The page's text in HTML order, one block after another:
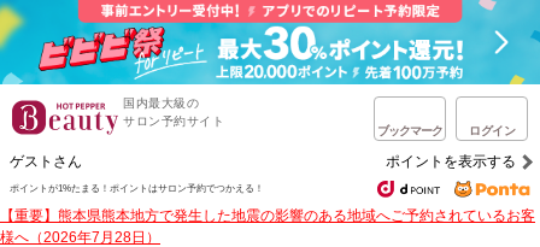
国内最大級の
サロン予約サイト
ブックマーク ログイン
ゲストさん ポイントを表示する
ポイントが1%たまる！ ポイントはサロン予約でつかえる！
【重要】熊本県熊本地方で発生した地震の影響のある地域へご予約されているお客
様へ（2026年7月28日）